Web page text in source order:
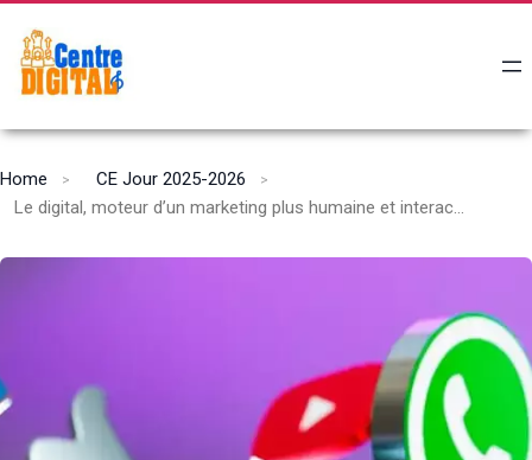
Home
CE Jour 2025-2026
Le digital, moteur d’un marketing plus humaine et interactif